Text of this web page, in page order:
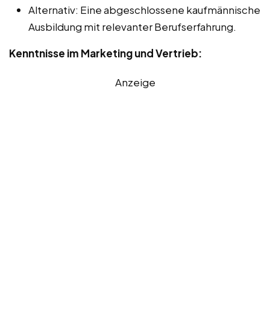
Alternativ: Eine abgeschlossene kaufmännische
Ausbildung mit relevanter Berufserfahrung.
Kenntnisse im Marketing und Vertrieb:
Anzeige